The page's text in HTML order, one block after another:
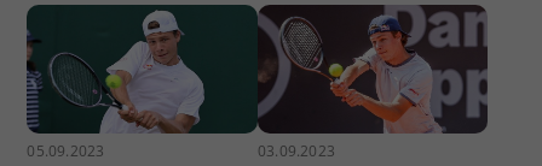
05.09.2023 03.09.2023